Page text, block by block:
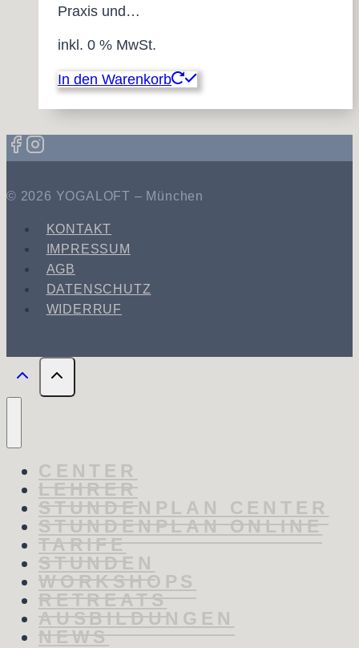
Praxis und…
inkl. 0 % MwSt.
In den Warenkorb
© 2026 YOGALOFT – München
KONTAKT
IMPRESSUM
AGB
DATENSCHUTZ
WIDERRUF
CENTER
LEHRER
STUNDENPLAN CENTER
STUNDENPLAN ONLINE
TARIFE
STUNDEN
WORKSHOPS
RETREATS
AUSBILDUNGEN
NEWS